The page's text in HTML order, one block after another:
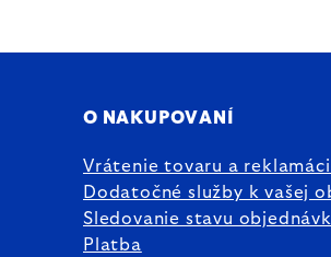
O NAKUPOVANÍ
Vrátenie tovaru a
Dodatočné služby k vašej
Sledovanie stavu
Platba